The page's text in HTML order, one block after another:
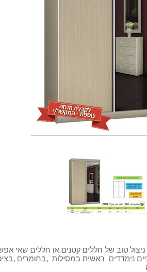
טוב של חללים קטנים או חללים שאי
נימדדים ראשית במסילות ,בחומרים